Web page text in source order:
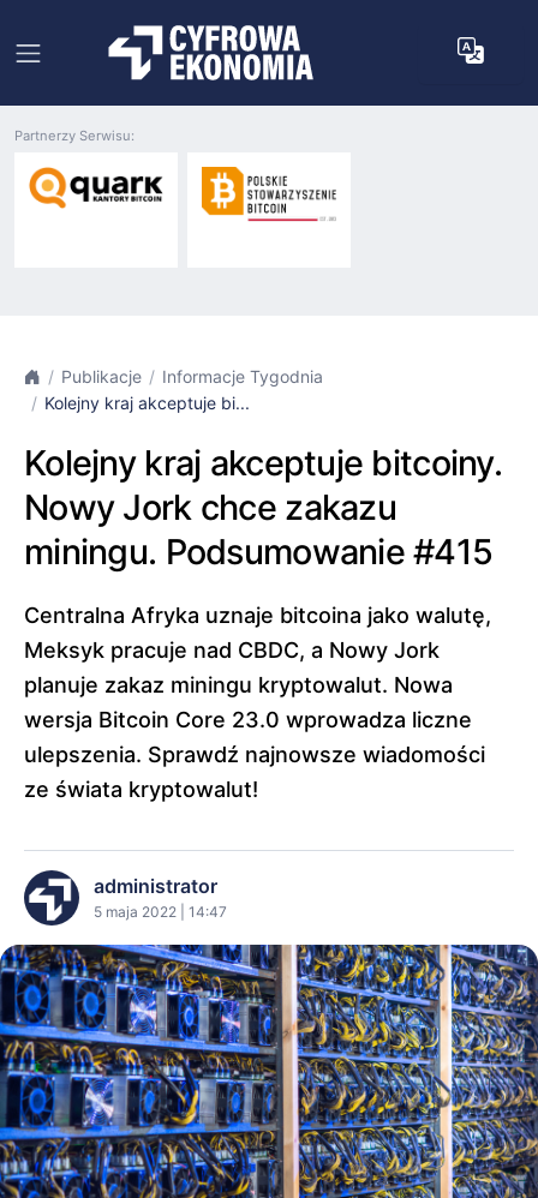
Partnerzy Serwisu:
Publikacje
Informacje Tygodnia
Kolejny kraj akceptuje bi...
Kolejny kraj akceptuje bitcoiny.
Nowy Jork chce zakazu
miningu. Podsumowanie #415
Centralna Afryka uznaje bitcoina jako walutę,
Meksyk pracuje nad CBDC, a Nowy Jork
planuje zakaz miningu kryptowalut. Nowa
wersja Bitcoin Core 23.0 wprowadza liczne
ulepszenia. Sprawdź najnowsze wiadomości
ze świata kryptowalut!
administrator
5 maja 2022 | 14:47